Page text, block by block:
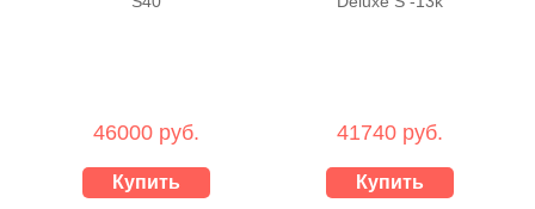
46000 руб.
Купить
41740 руб.
Купить